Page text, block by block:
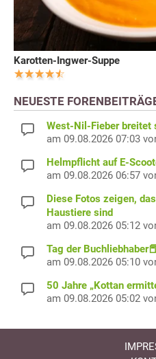
Karotten-Ingwer-Suppe
NEUESTE
West-Nil-Fieber breitet
am 09.08.2026 07:03
Helmpflicht auf E-
am 09.08.2026 06:57
Diese Fotos zeigen,
Haustiere sind
am 09.08.2026 05:12
Tag der
am 09.08.2026 05:10
50 Jahre „Kottan
am 09.08.2026 05:02